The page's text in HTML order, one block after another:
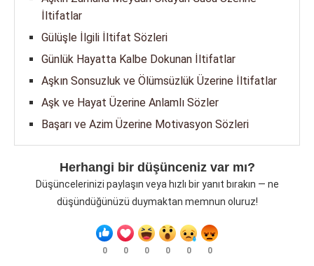
İltifatlar
Gülüşle İlgili İltifat Sözleri
Günlük Hayatta Kalbe Dokunan İltifatlar
Aşkın Sonsuzluk ve Ölümsüzlük Üzerine İltifatlar
Aşk ve Hayat Üzerine Anlamlı Sözler
Başarı ve Azim Üzerine Motivasyon Sözleri
Herhangi bir düşünceniz var mı?
Düşüncelerinizi paylaşın veya hızlı bir yanıt bırakın — ne
düşündüğünüzü duymaktan memnun oluruz!
0 0 0 0 0 0